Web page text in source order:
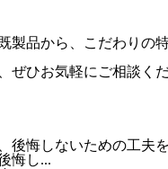
品から、こだわりの
ぜひお気軽にご相談くだ
悔し...